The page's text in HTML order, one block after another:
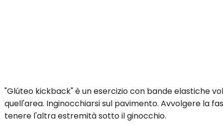
"Glúteo kickback" è un esercizio con bande elastiche
quell'area. Inginocchiarsi sul pavimento. Avvolgere la
tenere l'altra estremità sotto il ginocchio.